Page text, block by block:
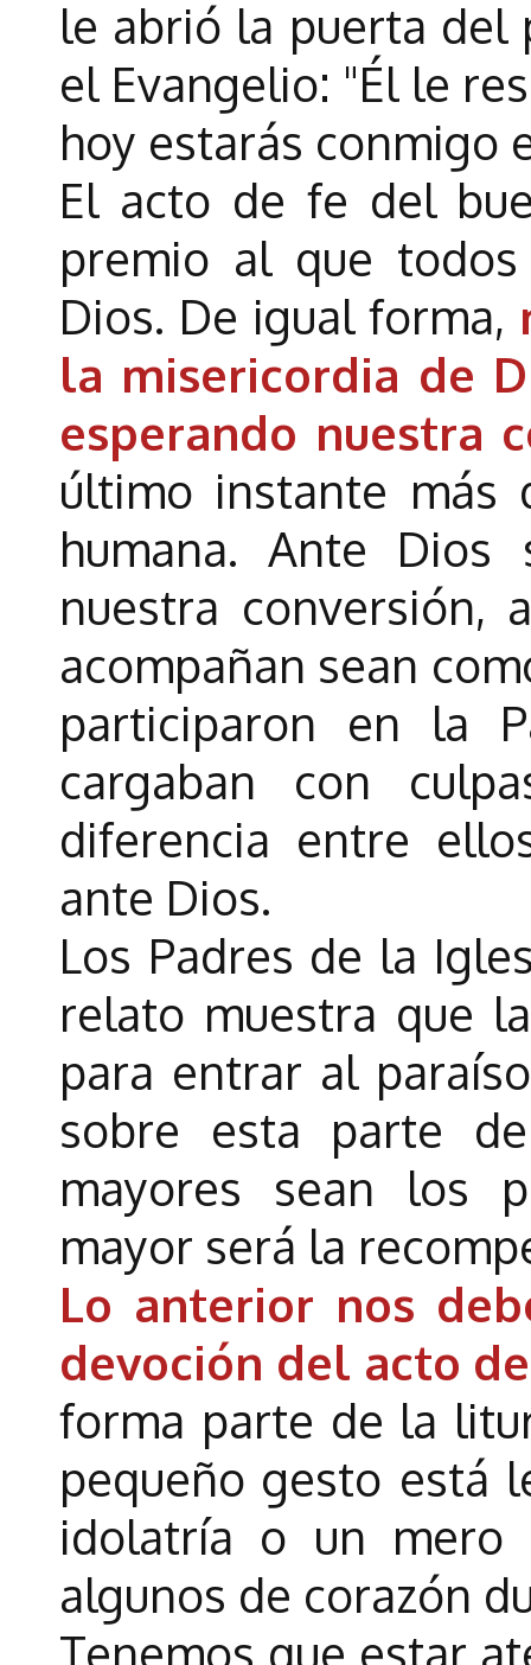
le abrió la puerta del
el Evangelio: "Él le
hoy estarás conmigo
El acto de fe del
premio al que
Dios. De igual forma,
la misericordia de
esperando nuestra
último instante más
humana. Ante
nuestra conversión,
acompañan sean
participaron en la
cargaban con
diferencia entre
ante Dios.
Los Padres de la
relato muestra que
para entrar al
sobre esta parte
mayores sean los
mayor será la
Lo anterior nos
devoción del acto
forma parte de la
pequeño gesto está
idolatría o un mero
algunos de corazón
Tenemos que estar